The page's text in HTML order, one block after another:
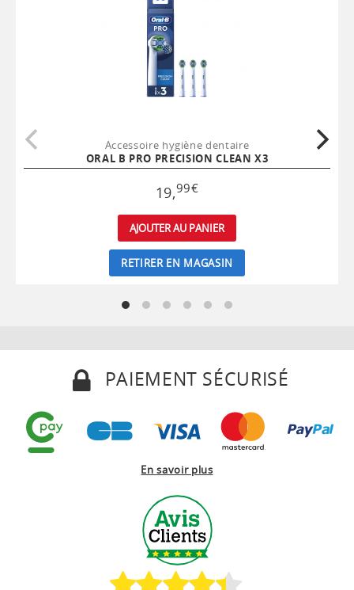
Accessoire hygiène dentaire
ORAL B PRO PRECISION CLEAN X3
19,99€
AJOUTER AU PANIER
RETIRER EN MAGASIN
PAIEMENT SÉCURISÉ
En savoir plus